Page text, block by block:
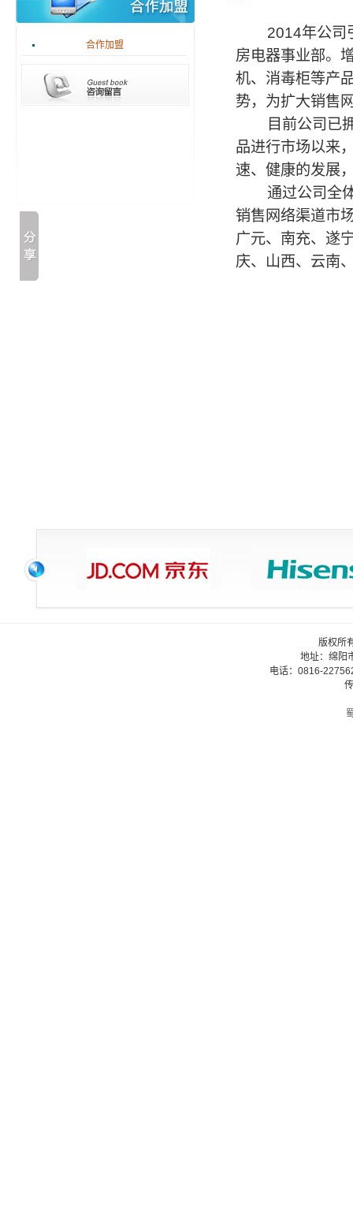
合作加盟
2014年公司引
房电器事业部。
机、消毒柜等产
势，为扩大销售
目前公司已拥
品进行市场以来
速、健康的发展
通过公司全体
销售网络渠道市
广元、南充、遂
庆、山西、云南
版权所
地址：绵阳
电话：0816-